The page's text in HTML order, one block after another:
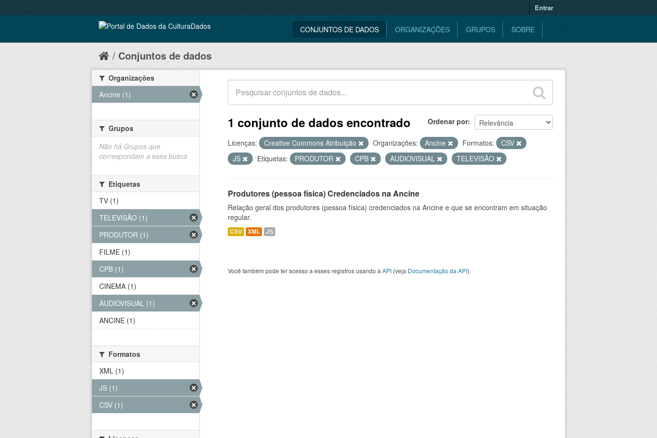
Entrar
CONJUNTOS DE DADOS ORGANIZAÇÕES GRUPOS SOBRE
Conjuntos de dados
Ordenar por
1 conjunto de dados encontrado
Licenças: Creative Commons Atribuição Organizações: Ancine Formatos:
CSV
JS
Etiquetas: PRODUTOR CPB AUDIOVISUAL TELEVISÃO
Produtores (pessoa física) Credenciados na Ancine
Relação geral dos produtores (pessoa física) credenciados na Ancine e que se encontram em situação
regular.
CSV XML JS
Você também pode ter acesso a esses registros usando a API (veja Documentação da API).
Organizações
Ancine (1)
Grupos
Não há Grupos que
correspondam a essa busca
Etiquetas
TV (1)
TELEVISÃO (1)
PRODUTOR (1)
FILME (1)
CPB (1)
CINEMA (1)
AUDIOVISUAL (1)
ANCINE (1)
Formatos
XML (1)
JS (1)
CSV (1)